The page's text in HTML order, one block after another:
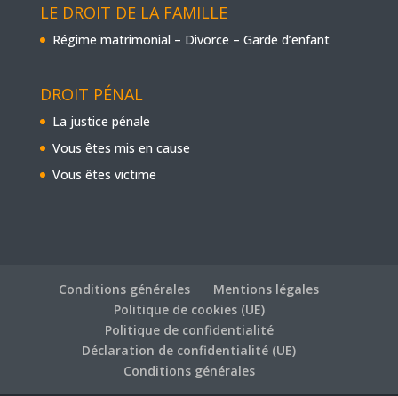
LE DROIT DE LA FAMILLE
Régime matrimonial – Divorce – Garde d’enfant
DROIT PÉNAL
La justice pénale
Vous êtes mis en cause
Vous êtes victime
Conditions générales
Mentions légales
Politique de cookies (UE)
Politique de confidentialité
Déclaration de confidentialité (UE)
Conditions générales